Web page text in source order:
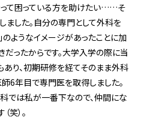
って困っている方を助けたい……そ
した。自分の専門として外科を
のようなイメージがあったことに加
だったからです。大学入学の際に当
り、初期研修を経てそのまま外科
6年目で専門医を取得しました。
では私が一番下なので、仲間にな
笑）。